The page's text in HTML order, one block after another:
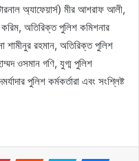
অ্যাফেয়ার্স) মীর আশরাফ আলী,
অতিরিক্ত পুলিশ কমিশনার
শামীনুর রহমান, অতিরিক্ত পুলিশ
ওসমান গণি, যুগ্ম পুলিশ
পুলিশ কর্মকর্তারা এবং সংশ্লিষ্ট